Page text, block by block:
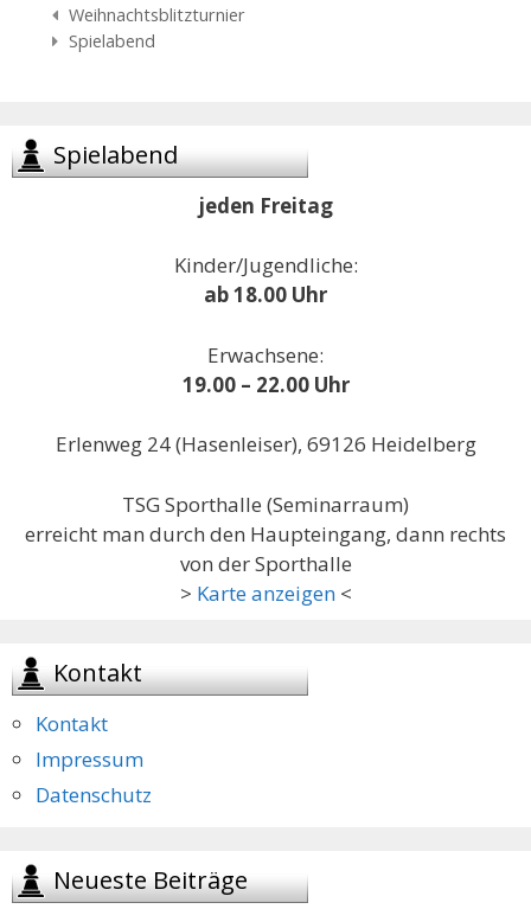
Navigation
der
Weihnachtsblitzturnier
Spielabend
Spielabend
jeden Freitag
Kinder/Jugendliche:
ab 18.00 Uhr
Erwachsene:
19.00 – 22.00 Uhr
Erlenweg 24 (Hasenleiser), 69126 Heidelberg
TSG Sporthalle (Seminarraum)
erreicht man durch den Haupteingang, dann rechts
von der Sporthalle
> Karte anzeigen<
Kontakt
Kontakt
Impressum
Datenschutz
Neueste Beiträge